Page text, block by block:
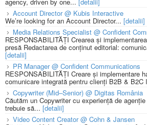
Account Director @ Kubis Interactive
We’re looking for an Account Director... [detalii]
Media Relations Specialist @ Confident
RESPONSABILITĂȚI Crearea și
presă Redactarea de conținut editorial:
[detalii]
PR Manager @ Confident Communications
RESPONSABILITĂȚI Creare și implementare
comunicare integrată pentru clienți B2B & B2C
Copywriter (Mid–Senior) @ Digitas România
Căutăm un Copywriter cu experiență de
trebuie să... [detalii]
Video Content Creator @ Cohn & Jansen